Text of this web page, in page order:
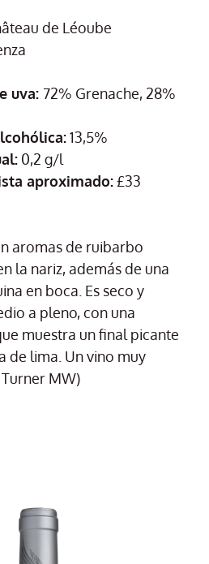
de Léoube
uva: 72% Grenache, 28%
13,5%
0,2 g/l
aproximado:£33
aromas de ruibarbo
la nariz, además de una
en boca. Es seco y
a pleno, con una
muestra un final picante
de lima. Un vino muy
MW)